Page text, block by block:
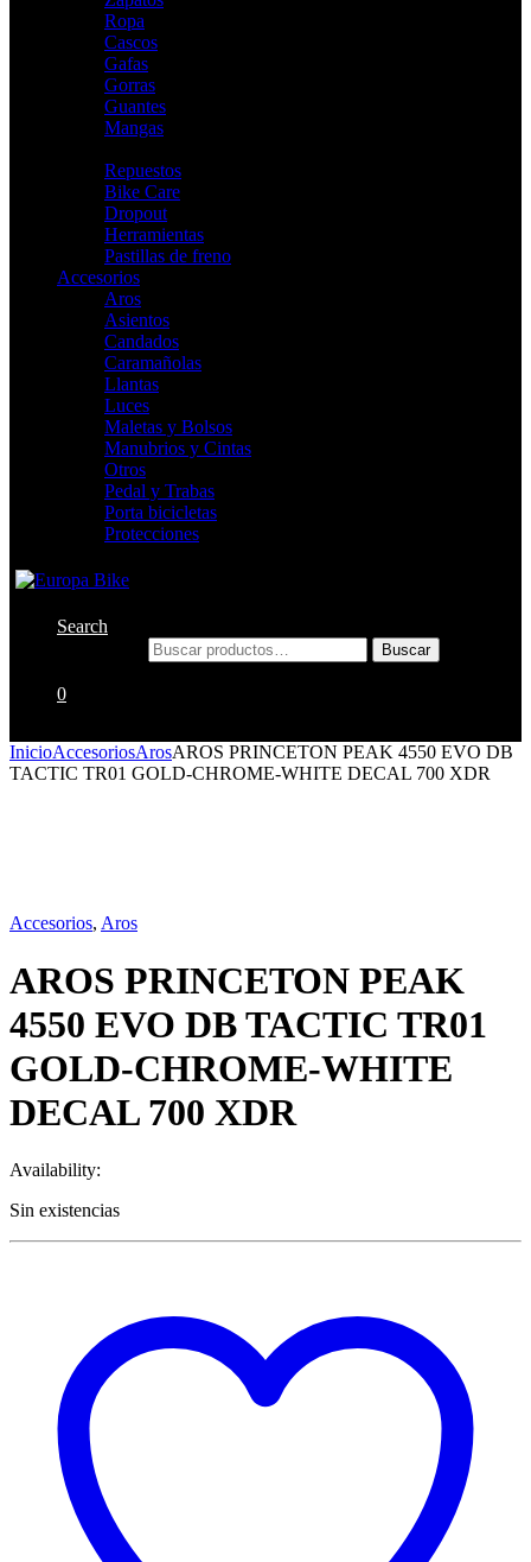
Ropa
Cascos
Gafas
Gorras
Guantes
Mangas
Repuestos
Bike Care
Dropout
Herramientas
Pastillas de freno
Accesorios
Aros
Asientos
Candados
Caramañolas
Llantas
Luces
Maletas y Bolsos
Manubrios y Cintas
Otros
Pedal y Trabas
Porta bicicletas
Protecciones
Search
Buscar
0
InicioAccesoriosArosAROS PRINCETON PEAK 4550 EVO DB
TACTIC TR01 GOLD-CHROME-WHITE DECAL 700 XDR
Accesorios, Aros
AROS PRINCETON PEAK
4550 EVO DB TACTIC TR01
GOLD-CHROME-WHITE
DECAL 700 XDR
Availability:
Sin existencias